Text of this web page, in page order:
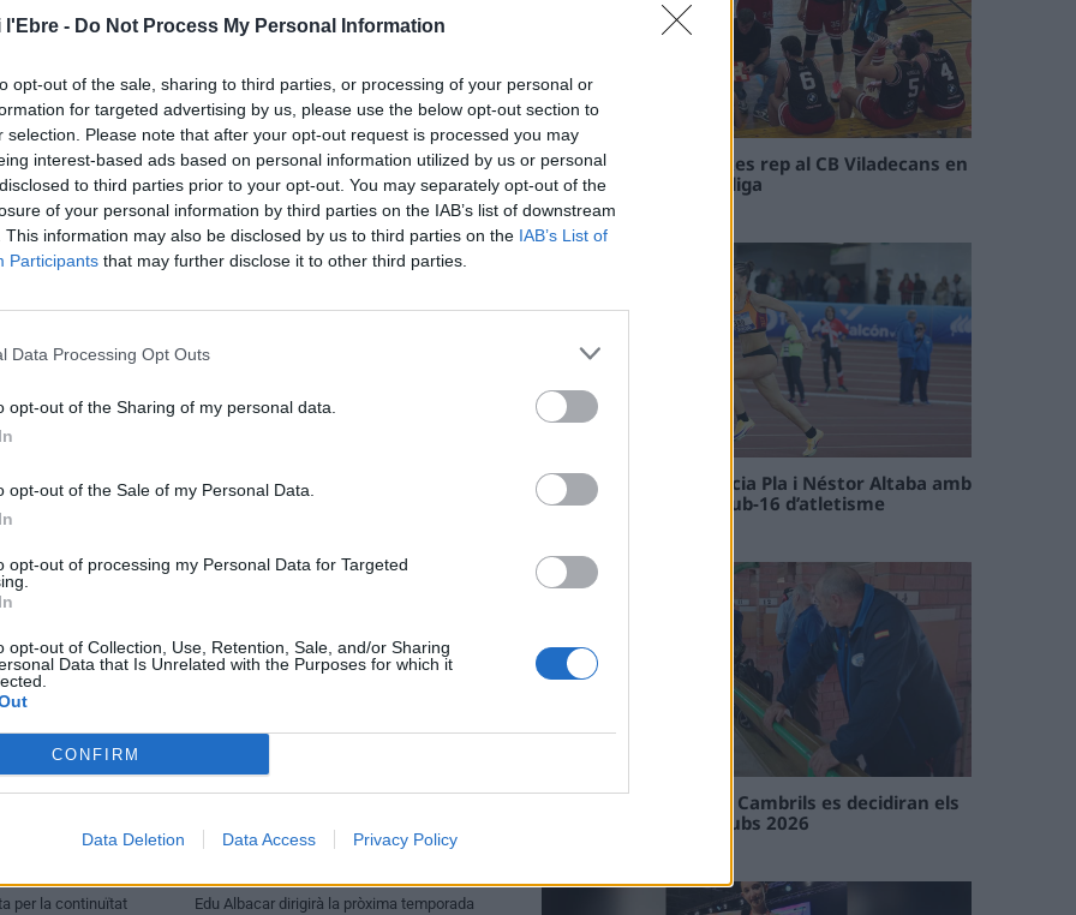
l'Ebre - Do Not Process My Personal Information
opt-out of the sale, sharing to third parties, or processing of your personal or
for targeted advertising by us, please use the below opt-out section to
selection. Please note that after your opt-out request is processed you may
interest-based ads based on personal information utilized by us or personal
to third parties prior to your opt-out. You may separately opt-out of the
of your personal information by third parties on the IAB’s list of downstream
This information may also be disclosed by us to third parties on the IAB’s List of
Participants that may further disclose it to other third parties.
Data Processing Opt Outs
opt-out of the Sharing of my personal data.
opt-out of the Sale of my Personal Data.
opt-out of processing my Personal Data for Targeted
opt-out of Collection, Use, Retention, Sale, and/or Sharing
Data that Is Unrelated with the Purposes for which it
CONFIRM
Data Deletion Data Access Privacy Policy
Article següent
El Born CCM acull un cicle d’activitats musicals al
per la continuïtat
Edu Albacar dirigirà la pròxima temporada
El Cantaires amb baixes rep al CB Viladecans en
el tram decisiu de la lliga
09 maig 2026
Paula Sintorres, Patrícia Pla i Néstor Altaba amb
la selecció catalana sub-16 d’atletisme
En les tirades de Flix i Cambrils es decidiran els
campions de l’Interclubs 2026